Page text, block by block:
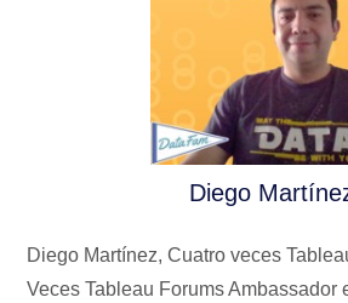
Diego
Diego Martínez, Cuatro veces
Veces Tableau Forums Ambassador